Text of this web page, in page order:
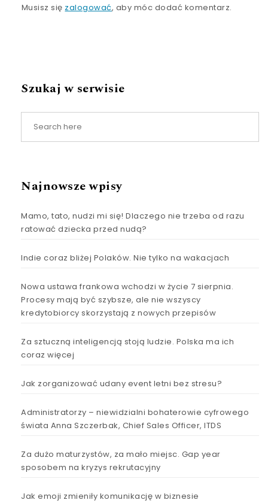
Musisz się zalogować, aby móc dodać komentarz.
Szukaj w serwisie
Najnowsze wpisy
Mamo, tato, nudzi mi się! Dlaczego nie trzeba od razu
ratować dziecka przed nudą?
Indie coraz bliżej Polaków. Nie tylko na wakacjach
Nowa ustawa frankowa wchodzi w życie 7 sierpnia.
Procesy mają być szybsze, ale nie wszyscy
kredytobiorcy skorzystają z nowych przepisów
Za sztuczną inteligencją stoją ludzie. Polska ma ich
coraz więcej
Jak zorganizować udany event letni bez stresu?
Administratorzy – niewidzialni bohaterowie cyfrowego
świata Anna Szczerbak, Chief Sales Officer, ITDS
Za dużo maturzystów, za mało miejsc. Gap year
sposobem na kryzys rekrutacyjny
Jak emoji zmieniły komunikację w biznesie